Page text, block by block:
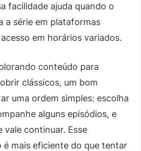
facilidade ajuda quando o
a série em plataformas
em horários variados.
conteúdo para
clássicos, um bom
uma ordem simples: escolha
alguns episódios, e
vale continuar. Esse
mais eficiente do que tentar